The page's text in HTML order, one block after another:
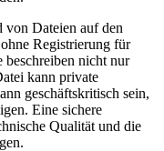
Dateien auf den
Registrierung für
nicht nur
kann private
geschäftskritisch sein,
Eine sichere
Qualität und die